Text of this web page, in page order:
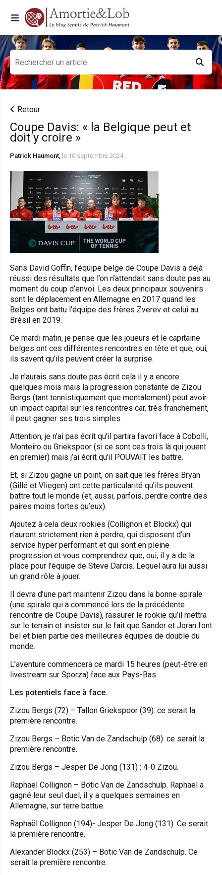
Retour
Coupe Davis: « la Belgique peut et
doit y croire »
Patrick Haumont, le 10 septembre 2024
Sans David Goffin, l’équipe belge de Coupe Davis a déjà
réussi des résultats que l’on n’attendait sans doute pas au
moment du coup d’envoi. Les deux principaux souvenirs
sont le déplacement en Allemagne en 2017 quand les
Belges ont battu l’équipe des frères Zverev et celui au
Brésil en 2019.
Ce mardi matin, je pense que les joueurs et le capitaine
belges ont ces différentes rencontres en tête et que, oui,
ils savent qu’ils peuvent créer la surprise.
Je n’aurais sans doute pas écrit cela il y a encore
quelques mois mais la progression constante de Zizou
Bergs (tant tennistiquement que mentalement) peut avoir
un impact capital sur les rencontres car, très franchement,
il peut gagner ses trois simples.
Attention, je n’ai pas écrit qu’il partira favori face à Cobolli,
Monteiro ou Griekspoor (si ce sont ces trois là qui jouent
en premier) mais j’ai écrit qu’il POUVAIT les battre.
Et, si Zizou gagne un point, on sait que les frères Bryan
(Gillé et Vliegen) ont cette particularité qu’ils peuvent
battre tout le monde (et, aussi, parfois, perdre contre des
paires moins fortes qu’eux).
Ajoutez à cela deux rookies (Collignon et Blockx) qui
n’auront strictement rien à perdre, qui disposent d’un
service hyper performant et qui sont en pleine
progression et vous comprendrez que, oui, il y a de la
place pour l’équipe de Steve Darcis. Lequel aura lui aussi
un grand rôle à jouer.
Il devra d’une part maintenir Zizou dans la bonne spirale
(une spirale qui a commencé lors de la précédente
rencontre de Coupe Davis), rassurer le rookie qu’il mettra
sur le terrain et insister sur le fait que Sander et Joran font
bel et bien partie des meilleures équipes de double du
monde.
L’aventure commencera ce mardi 15 heures (peut-être en
livestream sur Sporza) face aux Pays-Bas.
Les potentiels face à face.
Zizou Bergs (72) – Tallon Griekspoor (39): ce serait la
première rencontre.
Zizou Bergs – Botic Van de Zandschulp (68): ce serait la
première rencontre.
Zizou Bergs – Jesper De Jong (131) : 4-0 Zizou.
Raphael Collignon – Botic Van de Zandschulp. Raphael a
gagné leur seul duel, il y a quelques semaines en
Allemagne, sur terre battue.
Raphaël Collignon (194)- Jesper De Jong (131). Ce serait
la première rencontre.
Alexander Blockx (253) – Botic Van de Zandschulp. Ce
serait la première rencontre.